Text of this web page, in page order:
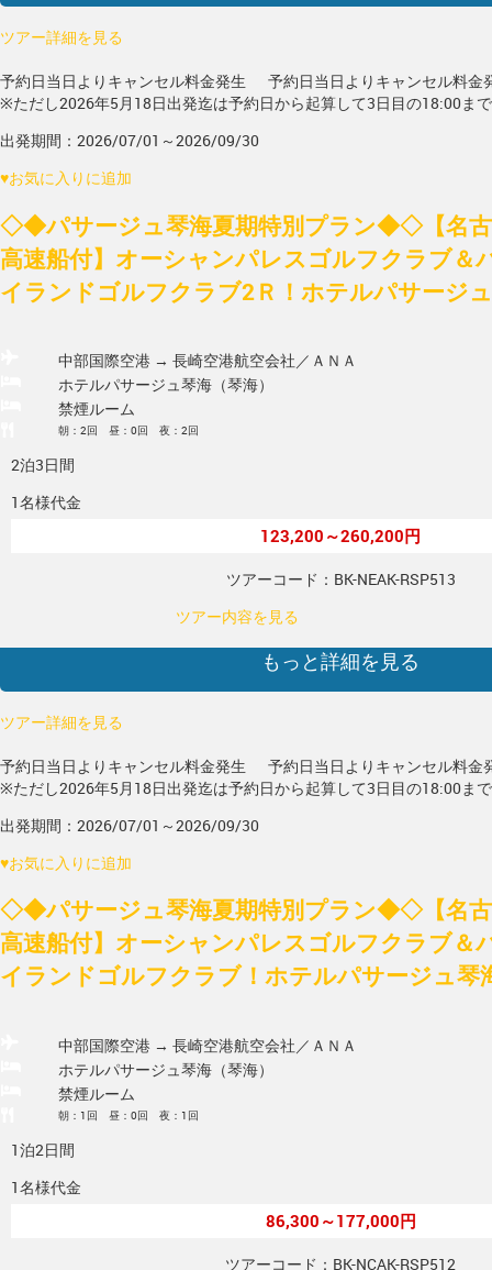
ツアー詳細を見る
予約日当日よりキャンセル料金発生
予約日当日よりキャンセル料金
※ただし2026年5月18日出発迄は予約日から起算して3日目の18:00ま
出発期間：2026/07/01～2026/09/30
♥お気に入りに追加
◇◆パサージュ琴海夏期特別プラン◆◇【名古
高速船付】オーシャンパレスゴルフクラブ＆
イランドゴルフクラブ2Ｒ！ホテルパサージ
中部国際空港 → 長崎空港航空会社／ＡＮＡ
ホテルパサージュ琴海（琴海）
禁煙ルーム
朝：2回 昼：0回 夜：2回
2泊3日間
1名様代金
123,200～260,200円
ツアーコード：BK-NEAK-RSP513
ツアー内容を見る
もっと詳細を見る
ツアー詳細を見る
予約日当日よりキャンセル料金発生
予約日当日よりキャンセル料金
※ただし2026年5月18日出発迄は予約日から起算して3日目の18:00ま
出発期間：2026/07/01～2026/09/30
♥お気に入りに追加
◇◆パサージュ琴海夏期特別プラン◆◇【名古
高速船付】オーシャンパレスゴルフクラブ＆
イランドゴルフクラブ！ホテルパサージュ琴
中部国際空港 → 長崎空港航空会社／ＡＮＡ
ホテルパサージュ琴海（琴海）
禁煙ルーム
朝：1回 昼：0回 夜：1回
1泊2日間
1名様代金
86,300～177,000円
ツアーコード：BK-NCAK-RSP512